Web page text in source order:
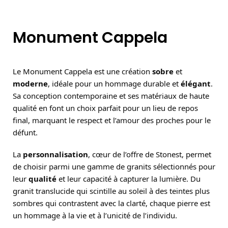
Monument Cappela
Le Monument Cappela est une création sobre et
moderne, idéale pour un hommage durable et élégant.
Sa conception contemporaine et ses matériaux de haute
qualité en font un choix parfait pour un lieu de repos
final, marquant le respect et l’amour des proches pour le
défunt.
La personnalisation, cœur de l’offre de Stonest, permet
de choisir parmi une gamme de granits sélectionnés pour
leur qualité et leur capacité à capturer la lumière. Du
granit translucide qui scintille au soleil à des teintes plus
sombres qui contrastent avec la clarté, chaque pierre est
un hommage à la vie et à l’unicité de l’individu.